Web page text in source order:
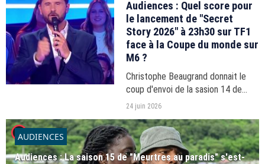
Audiences : Quel score pour
le lancement de "Secret
Story 2026" à 23h30 sur TF1
face à la Coupe du monde sur
M6 ?
Christophe Beaugrand donnait le
coup d'envoi de la sasion 14 de
"Secret Story" ce mardi 23 juin à
24 juin 2026
player2AUDIENCES
Audiences : La saison 15 de "Meurtres au paradis" s'est-